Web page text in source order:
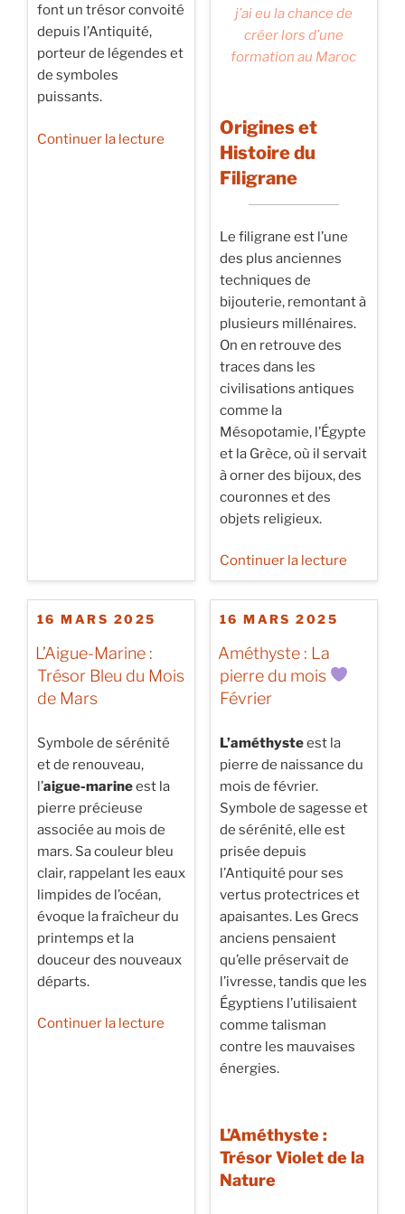
font un trésor convoité
depuis l’Antiquité,
porteur de légendes et
de symboles
puissants.
Continuer la lecture
j’ai eu la chance de
créer lors d’une
formation au Maroc
Origines et
Histoire du
Filigrane
Le filigrane est l’une
des plus anciennes
techniques de
bijouterie, remontant à
plusieurs millénaires.
On en retrouve des
traces dans les
civilisations antiques
comme la
Mésopotamie, l’Égypte
et la Grèce, où il servait
à orner des bijoux, des
couronnes et des
objets religieux.
Continuer la lecturede
« Le
Filigrane
:
PUBLIÉ
16 MARS 2025
L’Aigue-Marine :
Trésor Bleu du Mois
de Mars
Symbole de sérénité
et de renouveau,
l’aigue-marineest la
pierre précieuse
associée au mois de
mars. Sa couleur bleu
clair, rappelant les eaux
limpides de l’océan,
évoque la fraîcheur du
printemps et la
douceur des nouveaux
départs.
Continuer la lecture
« L’Aigue-
PUBLIÉ
16 MARS 2025
Améthyste : La
pierre du mois
Février
L’améthysteest la
pierre de naissance du
mois de février.
Symbole de sagesse et
de sérénité, elle est
prisée depuis
l’Antiquité pour ses
vertus protectrices et
apaisantes. Les Grecs
anciens pensaient
qu’elle préservait de
l’ivresse, tandis que les
Égyptiens l’utilisaient
comme talisman
contre les mauvaises
énergies.
L’Améthyste :
Trésor Violet de la
Nature